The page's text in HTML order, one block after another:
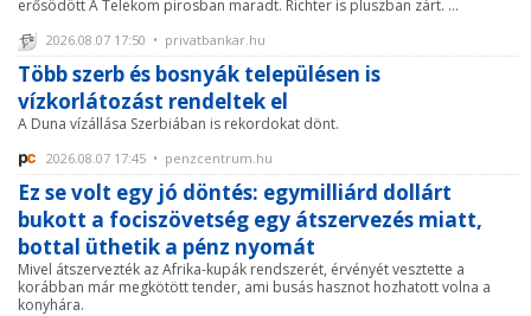
erősödött A Telekom pirosban maradt. Richter is pluszban zárt. ...
2026.08.07 17:50 • privatbankar.hu
Több szerb és bosnyák településen is
vízkorlátozást rendeltek el
A Duna vízállása Szerbiában is rekordokat dönt.
2026.08.07 17:45 • penzcentrum.hu
Ez se volt egy jó döntés: egymilliárd dollárt
bukott a fociszövetség egy átszervezés miatt,
bottal üthetik a pénz nyomát
Mivel átszervezték az Afrika-kupák rendszerét, érvényét vesztette a
korábban már megkötött tender, ami busás hasznot hozhatott volna a
konyhára.